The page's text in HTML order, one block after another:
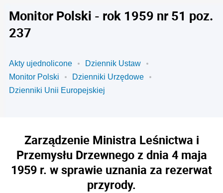
Monitor Polski - rok 1959 nr 51 poz.
237
Akty ujednolicone
Dziennik Ustaw
Monitor Polski
Dzienniki Urzędowe
Dzienniki Unii Europejskiej
Zarządzenie Ministra Leśnictwa i
Przemysłu Drzewnego z dnia 4 maja
1959 r. w sprawie uznania za rezerwat
przyrody.